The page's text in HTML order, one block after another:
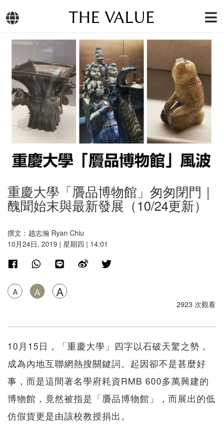
THE VALUE
重慶大學「贗品博物館」匆匆閉門｜
醜聞始末與最新發展（10/24更新）
撰文：趙志瀚 Ryan Chiu
10月24日, 2019 | 星期四 | 14:01
A A A
2923 次觀看
10月15日，「重慶大學」四字以石破天驚之勢，
成為內地互聯網熱搜關鍵詞。起因卻不是甚麼好
事，而是這間著名學府耗資RMB 600多萬興建的
博物館，竟然被指是「贗品博物館」，而展出的低
仿假貨更是由該校教授捐出。